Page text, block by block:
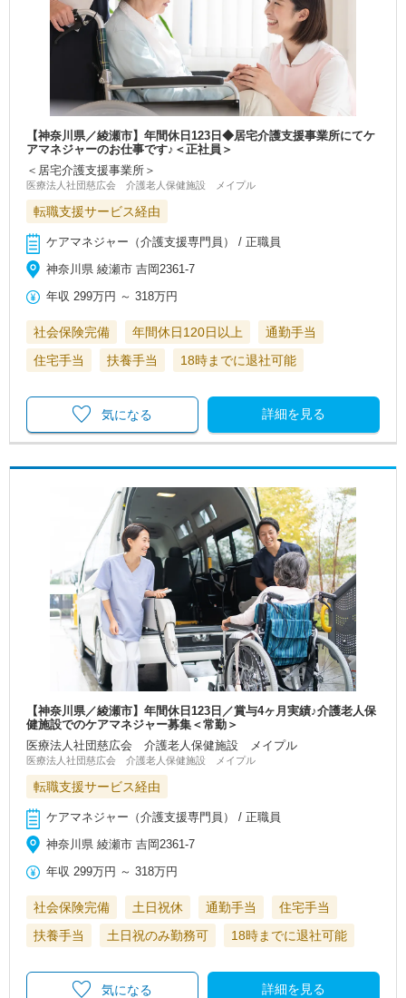
【神奈川県／綾瀬市】年間休日123日◆居宅介護支援事業所にてケ
アマネジャーのお仕事です♪＜正社員＞
＜居宅介護支援事業所＞
医療法人社団慈広会 介護老人保健施設 メイプル
転職支援サービス経由
ケアマネジャー（介護支援専門員） / 正職員
神奈川県 綾瀬市 吉岡2361-7
年収 299万円 ～318万円
社会保険完備 年間休日120日以上
通勤手当
住宅手当
扶養手当 18時までに退社可能
詳細を見る
気になる
【神奈川県／綾瀬市】年間休日123日／賞与4ヶ月実績♪介護老人保
健施設でのケアマネジャー募集＜常勤＞
医療法人社団慈広会 介護老人保健施設 メイプル
医療法人社団慈広会 介護老人保健施設 メイプル
転職支援サービス経由
ケアマネジャー（介護支援専門員） / 正職員
神奈川県 綾瀬市 吉岡2361-7
年収 299万円 ～318万円
社会保険完備 土日祝休 通勤手当
住宅手当
扶養手当
土日祝のみ勤務可 18時までに退社可能
詳細を見る
気になる